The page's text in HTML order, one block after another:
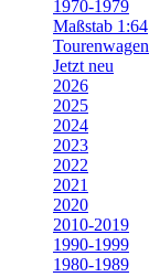
1970-1979
Maßstab 1:64
Tourenwagen
Jetzt neu
2026
2025
2024
2023
2022
2021
2020
2010-2019
1990-1999
1980-1989